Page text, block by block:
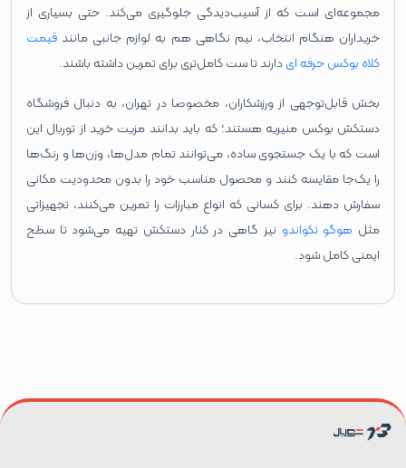
مجموعه‌ای است که از آسیب‌دیدگی جلوگیری می‌کند. حتی بسیاری از
خریداران هنگام انتخاب، نیم‌ نگاهی هم به لوازم جانبی مانند قیمت
کلاه بوکس حرفه ایدارند تا ست کامل‌تری برای تمرین داشته باشند.
بخش قابل‌توجهی از ورزشکاران، مخصوصا در تهران، به دنبال فروشگاه
دستکش بوکس منیریه هستند؛ که باید بدانند مزیت خرید از توربال این
است که با یک جستجوی ساده، می‌توانند تمام مدل‌ها، وزن‌ها و رنگ‌ها
را یک‌جا مقایسه کنند و محصول مناسب خود را بدون محدودیت مکانی
سفارش دهند. برای کسانی که انواع مبارزات را تمرین می‌کنند، تجهیزاتی
مثل هوگو تکواندو نیز گاهی در کنار دستکش تهیه می‌شود تا سطح
ایمنی کامل شود.